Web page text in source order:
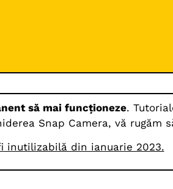
să mai funcționeze.
Snap Camera, vă rugăm
inutilizabilă din ianuarie 2023.